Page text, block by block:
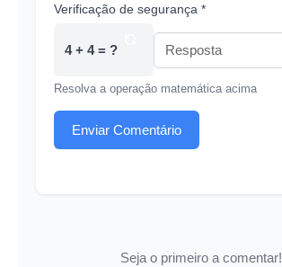
Verificação de segurança *
4 + 4 = ?
Resolva a operação matemática acima
Enviar Comentário
Seja o primeiro a comentar!